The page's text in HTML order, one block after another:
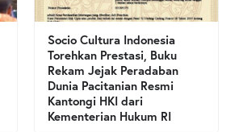
Socio Cultura Indonesia
Torehkan Prestasi, Buku
Rekam Jejak Peradaban
Dunia Pacitanian Resmi
Kantongi HKI dari
Kementerian Hukum RI